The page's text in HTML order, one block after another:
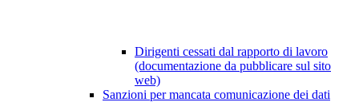
Dirigenti cessati dal rapporto di lavoro
(documentazione da pubblicare sul sito
web)
Sanzioni per mancata comunicazione dei dati